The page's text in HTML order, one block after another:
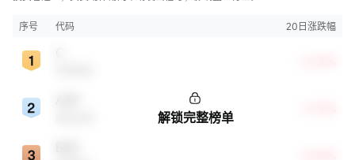
序号 代码 20日涨跌幅
解锁完整榜单